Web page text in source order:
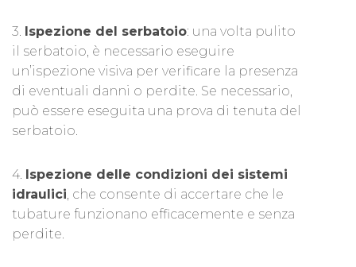
3. Ispezione del serbatoio: una volta pulito
il serbatoio, è necessario eseguire
un’ispezione visiva per verificare la presenza
di eventuali danni o perdite. Se necessario,
può essere eseguita una prova di tenuta del
serbatoio.
4. Ispezione delle condizioni dei sistemi
idraulici, che consente di accertare che le
tubature funzionano efficacemente e senza
perdite.